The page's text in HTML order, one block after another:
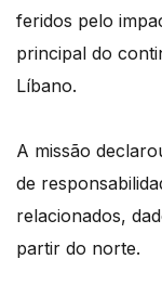
feridos pelo
principal do
Líbano.
A missão
de
relacionados,
partir do norte.